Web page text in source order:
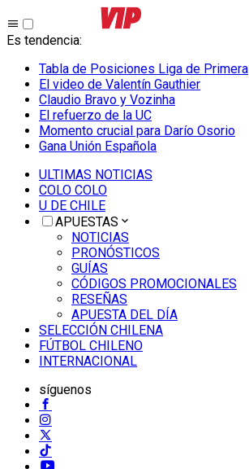
Es tendencia:
Tabla de Posiciones Liga de Primera
El video de Valentín Gauthier
Claudio Bravo y Vozinha
El refuerzo de la UC
Momento crucial para Darío Osorio
Gana Unión Española
ULTIMAS NOTICIAS
COLO COLO
U DE CHILE
APUESTAS
NOTICIAS
PRONÓSTICOS
GUÍAS
CÓDIGOS PROMOCIONALES
RESEÑAS
APUESTA DEL DÍA
SELECCIÓN CHILENA
FÚTBOL CHILENO
INTERNACIONAL
síguenos